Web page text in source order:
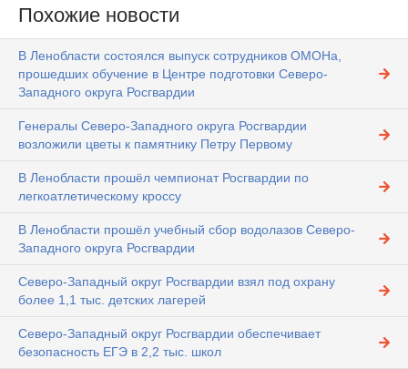
Похожие новости
В Ленобласти состоялся выпуск сотрудников ОМОНа,
прошедших обучение в Центре подготовки Северо-
Западного округа Росгвардии
Генералы Северо-Западного округа Росгвардии
возложили цветы к памятнику Петру Первому
В Ленобласти прошёл чемпионат Росгвардии по
легкоатлетическому кроссу
В Ленобласти прошёл учебный сбор водолазов Северо-
Западного округа Росгвардии
Северо-Западный округ Росгвардии взял под охрану
более 1,1 тыс. детских лагерей
Северо-Западный округ Росгвардии обеспечивает
безопасность ЕГЭ в 2,2 тыс. школ